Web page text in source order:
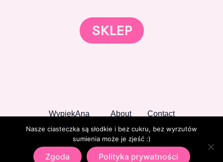
SKLEP
WypiekAna About Contact
Copyright © 2026 WypiekAna
Nasze ciasteczka są słodkie i bez cukru, bez wyrzutów
sumienia może je zjeść :)
Zgoda Polityka prywatności